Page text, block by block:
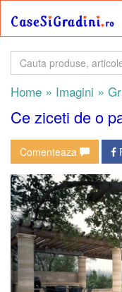
Home » Imagini »
Ce ziceti de o
Comenteaza